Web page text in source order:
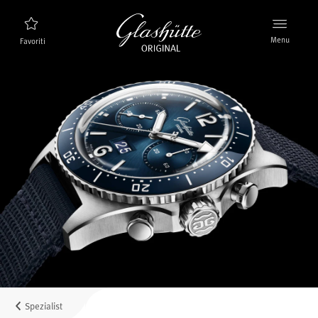
Favoriti Menu
Ricerca orologi Nuovi prodotti
Collezione
Scoprire la collezione
Il marchio Glashütte Original
Per saperne di più sulla Manifattura
Concessionari
Boutique e Concessionari
MyAccount
Spezialist